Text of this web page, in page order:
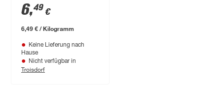
6,49 €
6,49 € / Kilogramm
Keine Lieferung nach
Hause
Nicht verfügbar in
Troisdorf